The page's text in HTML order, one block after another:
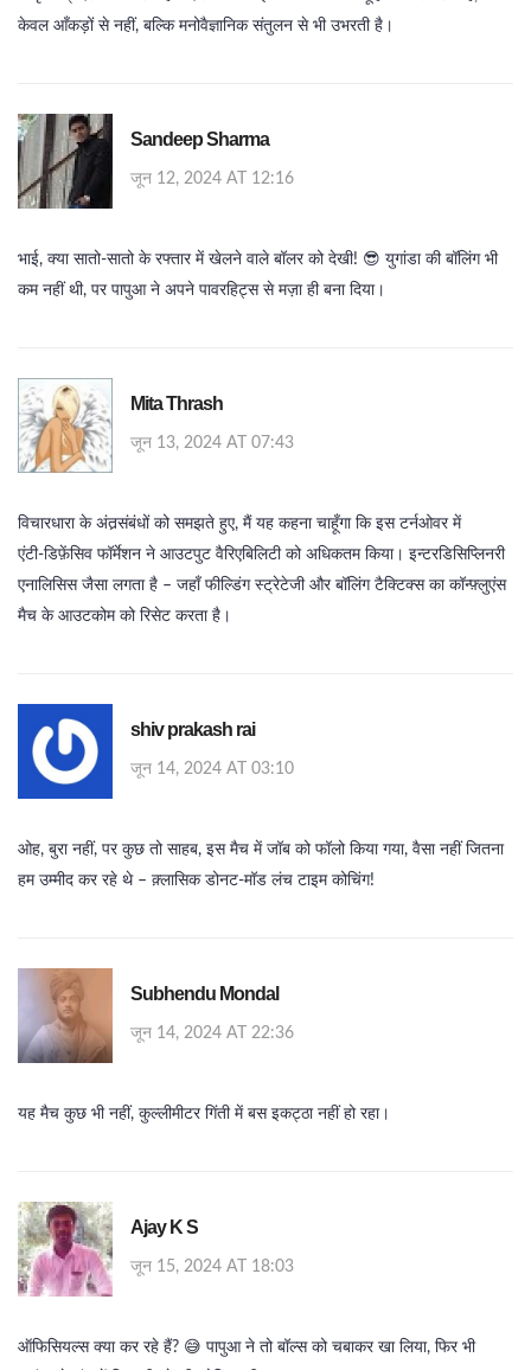
केवल आँकड़ों से नहीं, बल्कि मनोवैज्ञानिक संतुलन से भी उभरती है।
Sandeep Sharma
जून 12, 2024 AT 12:16
भाई, क्या सातो‑सातो के रफ्तार में खेलने वाले बॉलर को देखी! 😎 युगांडा की बॉलिंग भी
कम नहीं थी, पर पापुआ ने अपने पावरहिट्स से मज़ा ही बना दिया।
Mita Thrash
जून 13, 2024 AT 07:43
विचारधारा के अंतर्‍संबंधों को समझते हुए, मैं यह कहना चाहूँगा कि इस टर्नओवर में
एंटी‑डिफ़ेंसिव फॉर्मेशन ने आउटपुट वैरिएबिलिटी को अधिकतम किया। इन्टरडिसिप्लिनरी
एनालिसिस जैसा लगता है – जहाँ फील्डिंग स्ट्रेटेजी और बॉलिंग टैक्टिक्स का कॉन्फ़्लुएंस
मैच के आउटकोम को रिसेट करता है।
shiv prakash rai
जून 14, 2024 AT 03:10
ओह, बुरा नहीं, पर कुछ तो साहब, इस मैच में जॉब को फॉलो किया गया, वैसा नहीं जितना
हम उम्मीद कर रहे थे – क़्लासिक डोनट‑मॉड लंच टाइम कोचिंग!
Subhendu Mondal
जून 14, 2024 AT 22:36
यह मैच कुछ भी नहीं, कुल्लीमीटर गिंती में बस इकट्ठा नहीं हो रहा।
Ajay K S
जून 15, 2024 AT 18:03
ऑफिसियल्स क्या कर रहे हैं? 😅 पापुआ ने तो बॉल्स को चबाकर खा लिया, फिर भी